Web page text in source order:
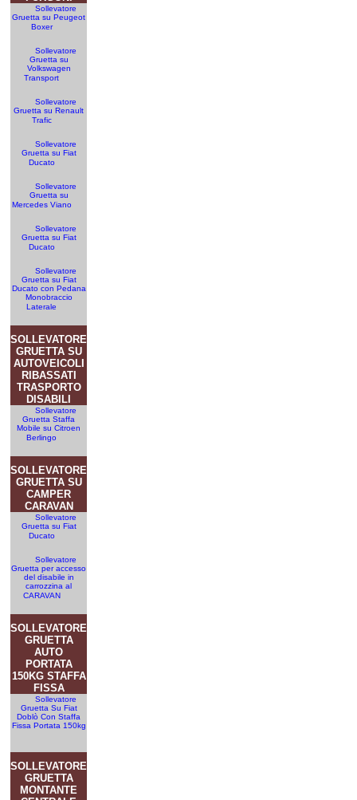
Sollevatore
Gruetta su Peugeot
Boxer
Sollevatore
Gruetta su
Volkswagen
Transport
Sollevatore
Gruetta su Renault
Trafic
Sollevatore
Gruetta su Fiat
Ducato
Sollevatore
Gruetta su
Mercedes Viano
Sollevatore
Gruetta su Fiat
Ducato
Sollevatore
Gruetta su Fiat
Ducato con Pedana
Monobraccio
Laterale
SOLLEVATORE
GRUETTA SU
AUTOVEICOLI
RIBASSATI
TRASPORTO
DISABILI
Sollevatore
Gruetta Staffa
Mobile su Citroen
Berlingo
SOLLEVATORE
GRUETTA SU
CAMPER
CARAVAN
Sollevatore
Gruetta su Fiat
Ducato
Sollevatore
Gruetta per accesso
del disabile in
carrozzina al
CARAVAN
SOLLEVATORE
GRUETTA
AUTO
PORTATA
150KG STAFFA
FISSA
Sollevatore
Gruetta Su Fiat
Doblò Con Staffa
Fissa Portata 150kg
SOLLEVATORE
GRUETTA
MONTANTE